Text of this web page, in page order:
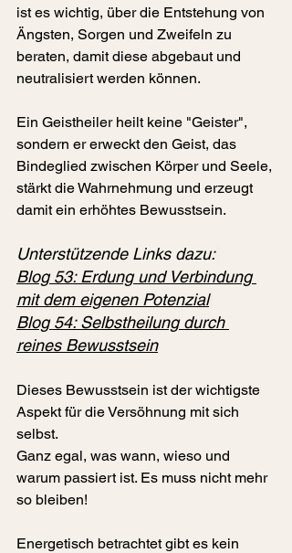
ist es wichtig, über die Entstehung von
Ängsten, Sorgen und Zweifeln zu
beraten, damit diese abgebaut und
neutralisiert werden können.
Ein Geistheiler heilt keine "Geister",
sondern er erweckt den Geist, das
Bindeglied zwischen Körper und Seele,
stärkt die Wahrnehmung und erzeugt
damit ein erhöhtes Bewusstsein.
Unterstützende Links dazu:
Blog 53: Erdung und Verbindung
mit dem eigenen Potenzial
Blog 54: Selbstheilung durch
reines Bewusstsein
Dieses Bewusstsein ist der wichtigste
Aspekt für die Versöhnung mit sich
selbst.
Ganz egal, was wann, wieso und
warum passiert ist. Es muss nicht mehr
so bleiben!
Energetisch betrachtet gibt es kein